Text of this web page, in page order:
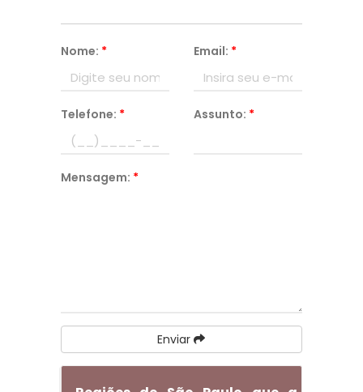
Nome: * Email: *
Telefone: * Assunto: *
Mensagem: *
Enviar